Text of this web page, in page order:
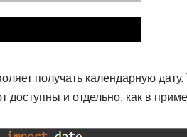
получать календарную
доступны и отдельно, как в